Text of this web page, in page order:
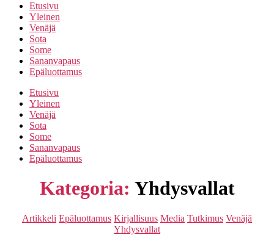
Etusivu
Yleinen
Venäjä
Sota
Some
Sananvapaus
Epäluottamus
Etusivu
Yleinen
Venäjä
Sota
Some
Sananvapaus
Epäluottamus
Kategoria: Yhdysvallat
Kategoriat
Artikkeli Epäluottamus Kirjallisuus Media Tutkimus Venäjä
Yhdysvallat